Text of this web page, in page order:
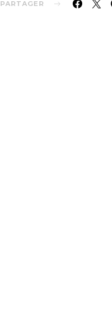
PARTAGER